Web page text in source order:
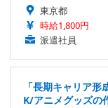
東京都
時給1,800円
派遣社員
「長期キャリア
K/アニメグッズの